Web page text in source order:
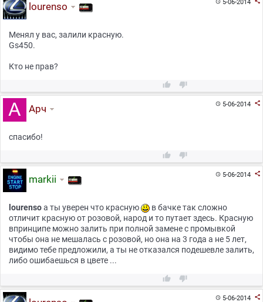
5-06-2014
lourenso
Менял у вас, залили красную.
Gs450.
Кто не прав?
 
5-06-2014 
Арч
спасибо!
 
5-06-2014 
markii
lourensoа ты уверен что красную
в бачке так сложно
отличит красную от розовой, народ и то путает здесь. Красную
впринципе можно залить при полной замене с промывкой
чтобы она не мешалась с розовой, но она на 3 года а не 5 лет,
видимо тебе предложили, а ты не отказался подешевле залить,
либо ошибаешься в цвете ...
 
5-06-2014 